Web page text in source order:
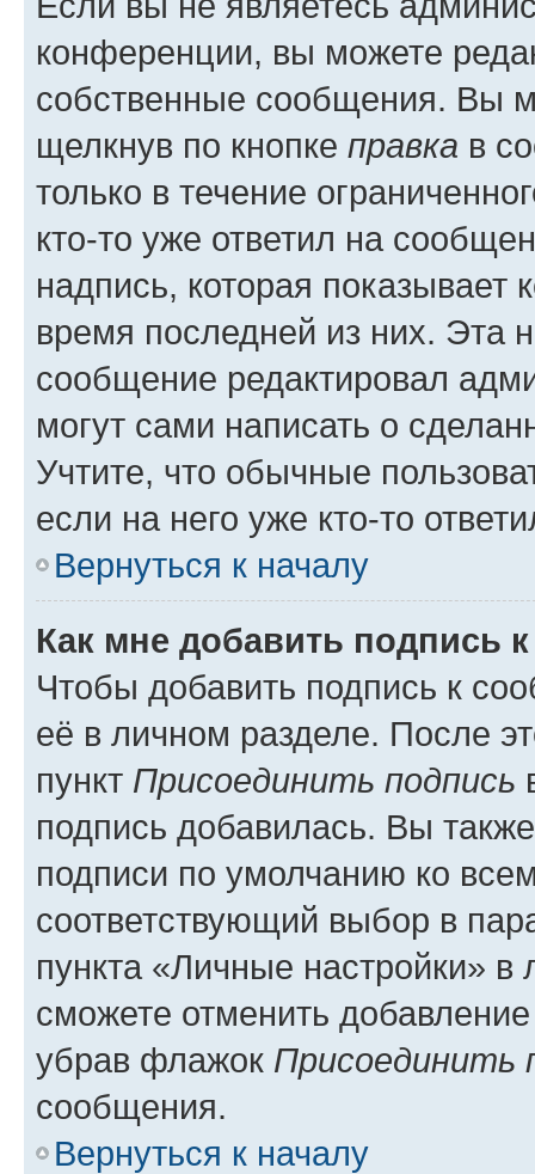
конференции, вы можете
собственные сообщения. Вы
щелкнув по кнопке правка в
только в течение
кто-то уже ответил на
надпись, которая показывает
время последней из них. Эта
сообщение редактировал
могут сами написать о
Учтите, что обычные
если на него уже кто-то
Вернуться к началу
Как мне добавить подпись
Чтобы добавить подпись к
её в личном разделе. После
пункт Присоединить подпись
подпись добавилась. Вы
подписи по умолчанию ко
соответствующий выбор в
пункта «Личные настройки»
сможете отменить
убрав флажок Присоединить
сообщения.
Вернуться к началу